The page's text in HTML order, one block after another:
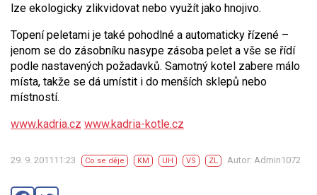
lze ekologicky zlikvidovat nebo využít jako hnojivo.
Topení peletami je také pohodlné a automaticky řízené –
jenom se do zásobníku nasype zásoba pelet a vše se řídí
podle nastavených požadavků. Samotný kotel zabere málo
místa, takže se dá umístit i do menších sklepů nebo
místností.
www.kadria.cz www.kadria-kotle.cz
29. 9. 201111:23 Co se děje KM UH VS ZL Autor: Admin1072